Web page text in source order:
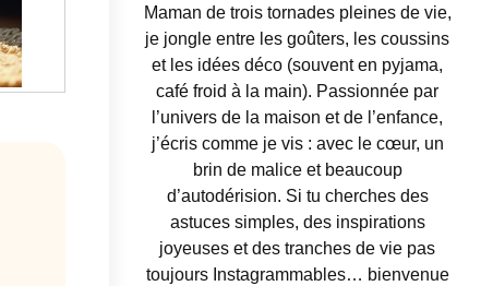
Maman de trois tornades pleines de vie,
je jongle entre les goûters, les coussins
et les idées déco (souvent en pyjama,
café froid à la main). Passionnée par
l’univers de la maison et de l’enfance,
j’écris comme je vis : avec le cœur, un
brin de malice et beaucoup
d’autodérision. Si tu cherches des
astuces simples, des inspirations
joyeuses et des tranches de vie pas
toujours Instagrammables… bienvenue